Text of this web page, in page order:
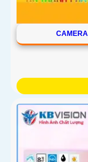
Camera giám sát
Starlight tiên tiến,
lại hình ảnh chất